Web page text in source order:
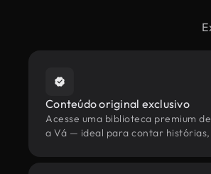
Conteúdo original exclusivo
Acesse uma biblioteca premium
a Vá — ideal para contar